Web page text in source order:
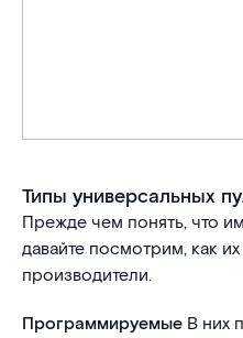
Типы универсальных
Прежде чем понять, что
давайте посмотрим, как
производители.
Программируемые В них